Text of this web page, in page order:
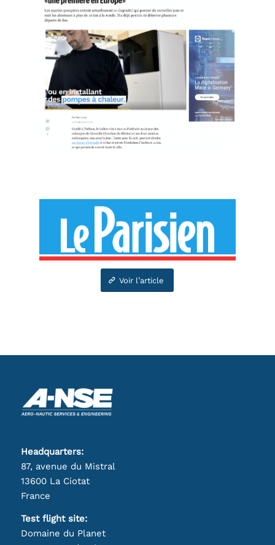
Voir l’article
Headquarters:
87, avenue du Mistral
13600 La Ciotat
France
Test flight site:
Domaine du Planet